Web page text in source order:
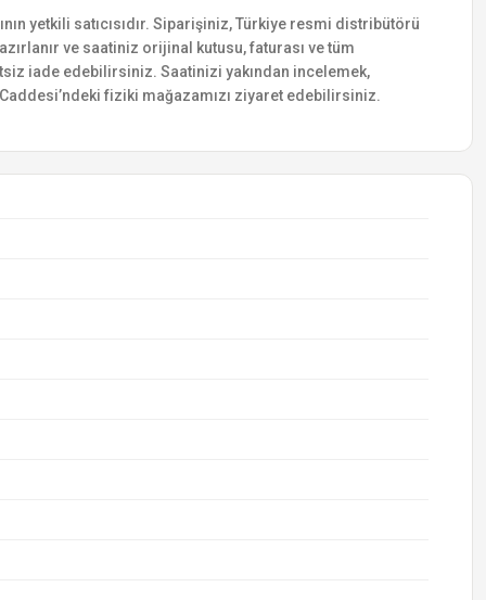
yetkili satıcısıdır. Siparişiniz, Türkiye resmi distribütörü
ve saatiniz orijinal kutusu, faturası ve tüm
iade edebilirsiniz. Saatinizi yakından incelemek,
fiziki mağazamızı ziyaret edebilirsiniz.